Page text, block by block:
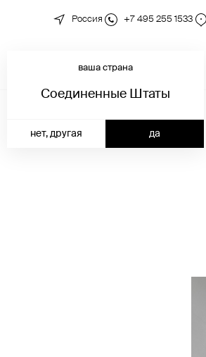
Россия +7 495 255 1533
новинкиваша страна
Соединенные Штаты
да
нет, другая